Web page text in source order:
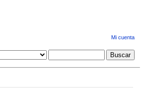
Mi cuenta